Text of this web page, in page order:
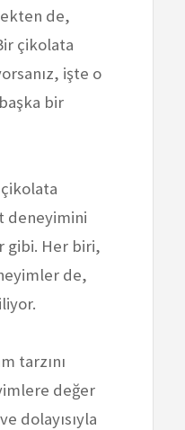
de,
çikolata
işte o
bir
deneyimini
gibi. Her biri,
de,
tarzını
değer
dolayısıyla